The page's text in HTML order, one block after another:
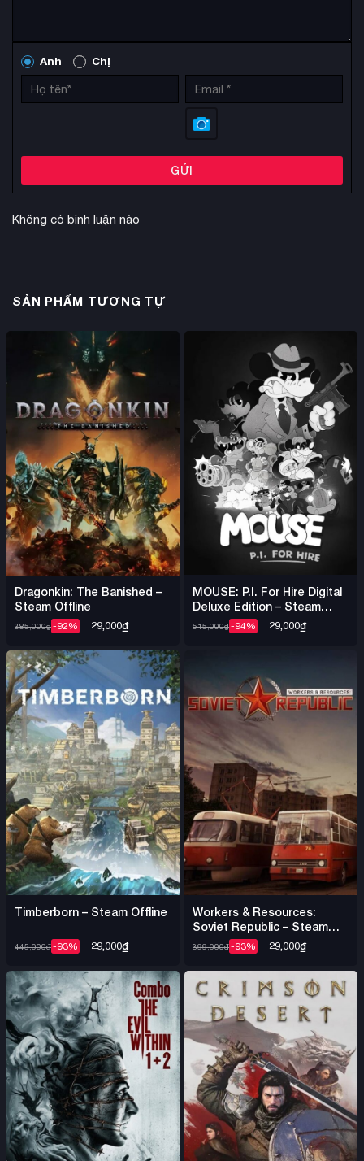
Anh Chị
GỬI
Không có bình luận nào
SẢN PHẨM TƯƠNG TỰ
Dragonkin: The Banished –
Steam Offline
385,000₫-92% 29,000₫
MOUSE: P.I. For Hire Digital
Deluxe Edition – Steam
Offline
515,000₫-94% 29,000₫
Timberborn – Steam Offline
445,000₫-93% 29,000₫
Workers & Resources:
Soviet Republic – Steam
Offline
399,000₫-93% 29,000₫